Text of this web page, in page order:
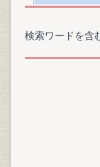
検索ワードを含